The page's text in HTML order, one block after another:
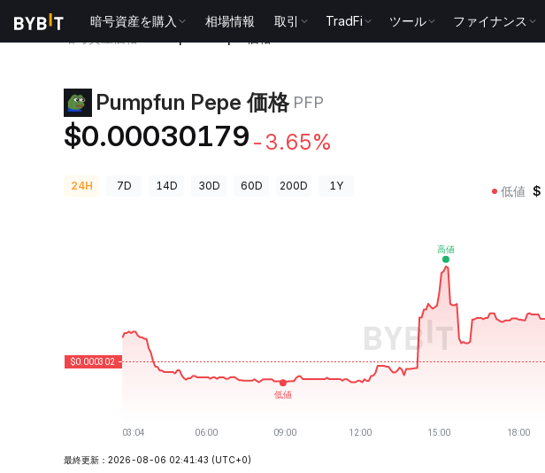
暗号資産を購入 相場情報 取引 TradFi ツール ファイナンス
Pumpfun Pepe 価格 PFP
$0.00030179 -3.65%
24H 7D 14D 30D 60D 200D 1Y 低値 $
最終更新：2026-08-06 02:41:43 (UTC+0)